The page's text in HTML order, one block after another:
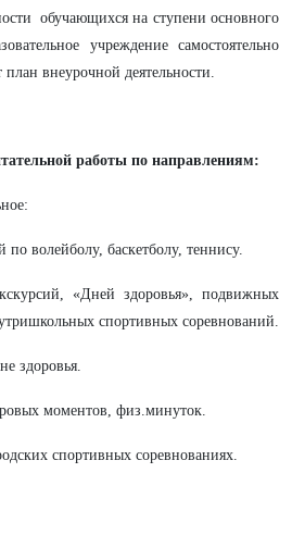
обучающихся на ступени основного
учреждение самостоятельно
план внеурочной деятельности.
работы по направлениям:
по волейболу, баскетболу, теннису.
«Дней здоровья», подвижных
спортивных соревнований.
здоровья.
моментов, физ.минуток.
спортивных соревнованиях.